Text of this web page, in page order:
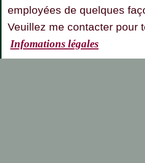
employées de quelques
Veuillez me contacter
Infomations légales